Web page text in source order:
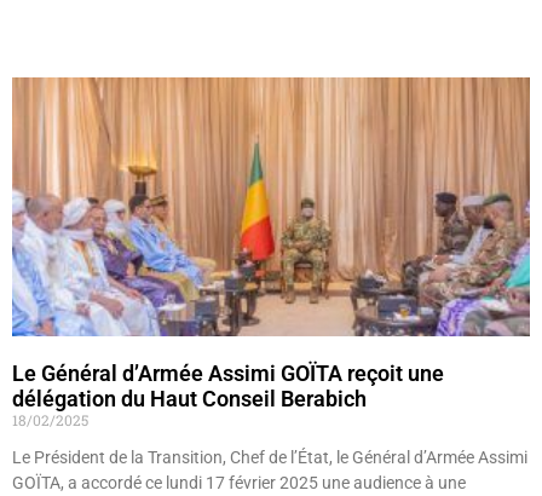
Le Général d’Armée Assimi GOÏTA reçoit une
délégation du Haut Conseil Berabich
18/02/2025
Le Président de la Transition, Chef de l’État, le Général d’Armée Assimi
GOÏTA, a accordé ce lundi 17 février 2025 une audience à une